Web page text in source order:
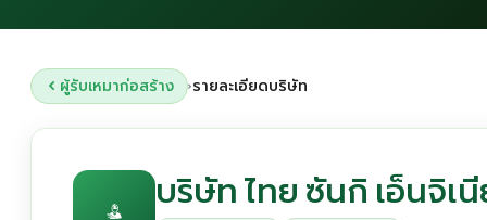
ผู้รับเหมาก่อสร้าง ›รายละเอียดบริษัท
บริษัท ไทย ซันกิ เอ็นจิ